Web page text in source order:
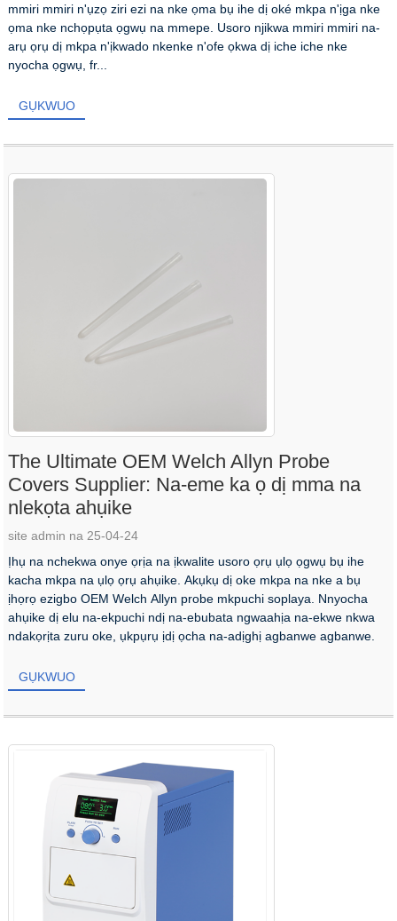
mmiri mmiri n'ụzọ ziri ezi na nke ọma bụ ihe dị oké mkpa n'ịga nke
ọma nke nchọpụta ọgwụ na mmepe. Usoro njikwa mmiri mmiri na-
arụ ọrụ dị mkpa n'ịkwado nkenke n'ofe ọkwa dị iche iche nke
nyocha ọgwụ, fr...
GỤKWUO
The Ultimate OEM Welch Allyn Probe
Covers Supplier: Na-eme ka ọ dị mma na
nlekọta ahụike
site admin na 25-04-24
Ịhụ na nchekwa onye ọrịa na ịkwalite usoro ọrụ ụlọ ọgwụ bụ ihe
kacha mkpa na ụlọ ọrụ ahụike. Akụkụ dị oke mkpa na nke a bụ
ịhọrọ ezigbo OEM Welch Allyn probe mkpuchi soplaya. Nnyocha
ahụike dị elu na-ekpuchi ndị na-ebubata ngwaahịa na-ekwe nkwa
ndakọrịta zuru oke, ụkpụrụ ịdị ọcha na-adịghị agbanwe agbanwe.
GỤKWUO